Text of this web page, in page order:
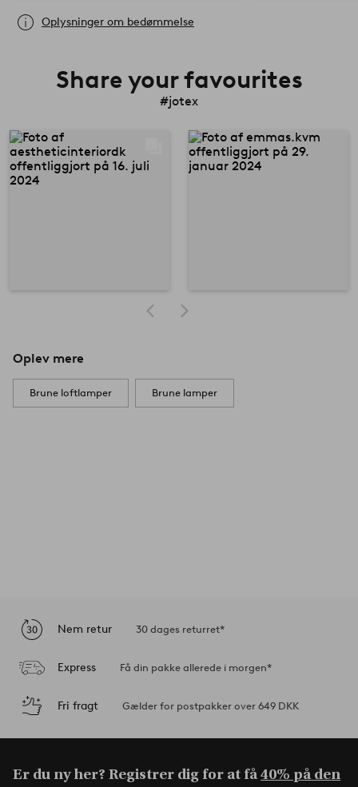
Oplysninger om bedømmelse
Share your favourites
#jotex
Oplev mere
Brune loftlamper Brune lamper
Nem retur 30 dages returret*
Express Få din pakke allerede i morgen*
Fri fragt Gælder for postpakker over 649 DKK
Er du ny her? Registrer dig for at få40% på den